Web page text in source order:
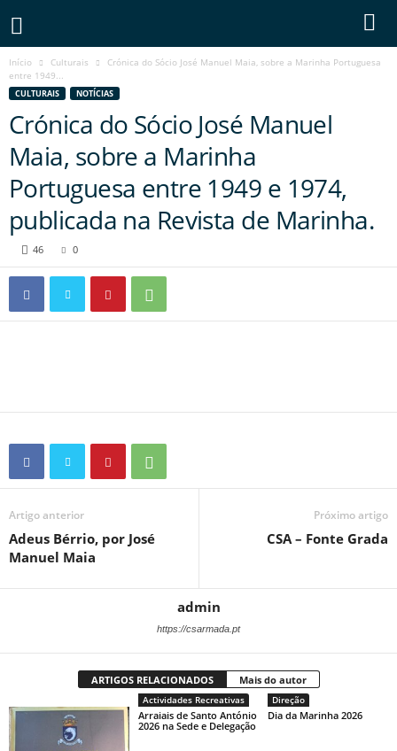
Início Culturais
Crónica do Sócio José Manuel Maia, sobre a Marinha Portuguesa
entre 1949...
CULTURAIS NOTÍCIAS
Crónica do Sócio José Manuel
Maia, sobre a Marinha
Portuguesa entre 1949 e 1974,
publicada na Revista de Marinha.
46 0
Artigo anterior
Adeus Bérrio, por José
Manuel Maia
Próximo artigo
CSA – Fonte Grada
admin
https://csarmada.pt
ARTIGOS RELACIONADOS Mais do autor
Actividades Recreativas
Arraiais de Santo António
2026 na Sede e Delegação
Direção
Dia da Marinha 2026